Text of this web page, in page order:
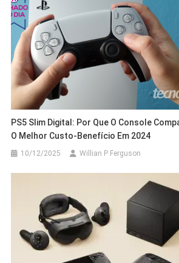
PS5 Slim Digital: Por Que O Console
O Melhor Custo-Benefício Em 2024
10/12/2025 Willian P Ferguson